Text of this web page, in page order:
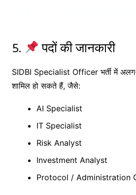
5. पदों की जानकारी
SIDBI Specialist Officer भर्ती में
शामिल हो सकते हैं, जैसे:
AI Specialist
IT Specialist
Risk Analyst
Investment Analyst
Protocol / Administration